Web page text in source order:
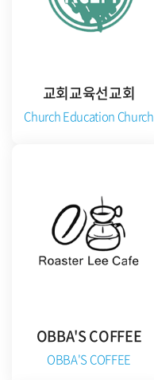
교회교육선교회
Church Education Church
OBBA'S COFFEE
OBBA'S COFFEE